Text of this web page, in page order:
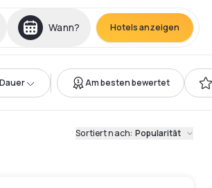
Wann? Hotels anzeigen
Dauer Am besten bewertet
Sortiert nach: Popularität